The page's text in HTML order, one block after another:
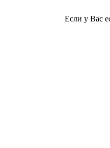
Если у Вас